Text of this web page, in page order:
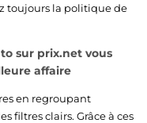
toujours la politique de
sur prix.net vous
affaire
en regroupant
filtres clairs. Grâce à ces